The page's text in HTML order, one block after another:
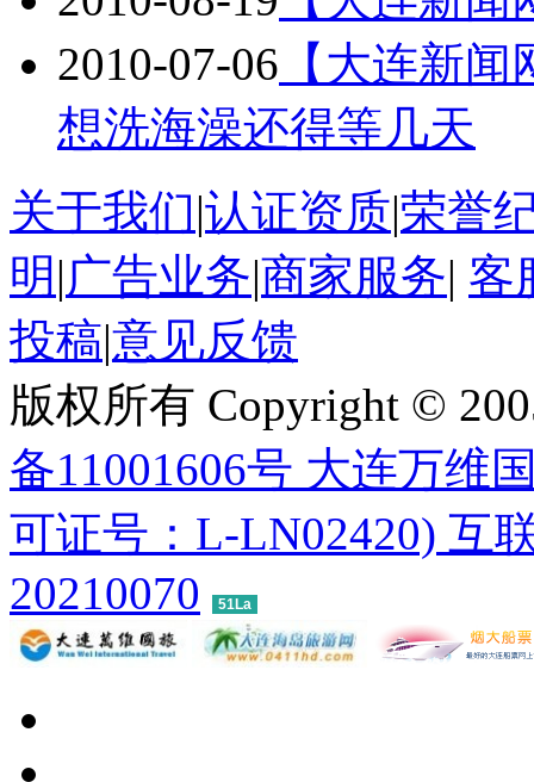
2010-07-06 【大连新
想洗海澡还得等几天
关于我们|认证资质|荣誉
明 |广告业务|商家服务| 客
投稿|意见反馈
版权所有 Copyright ©
备11001606号 大连万维
可证号：L-LN02420) 互
20210070
51La